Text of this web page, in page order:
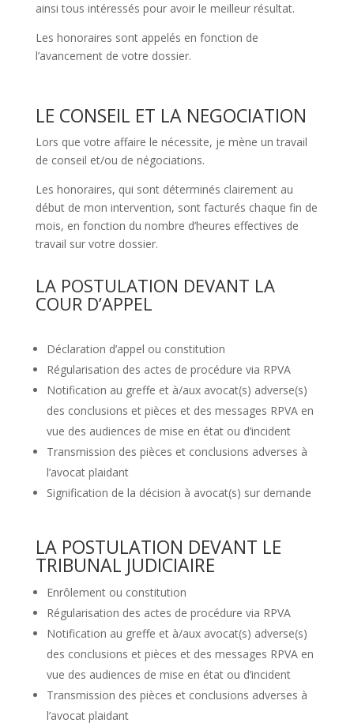
ainsi tous intéressés pour avoir le meilleur résultat.
Les honoraires sont appelés en fonction de
l’avancement de votre dossier.
LE CONSEIL ET LA NEGOCIATION
Lors que votre affaire le nécessite, je mène un travail
de conseil et/ou de négociations.
Les honoraires, qui sont déterminés clairement au
début de mon intervention, sont facturés chaque fin de
mois, en fonction du nombre d’heures effectives de
travail sur votre dossier.
LA POSTULATION DEVANT LA
COUR D’APPEL
Déclaration d’appel ou constitution
Régularisation des actes de procédure via RPVA
Notification au greffe et à/aux avocat(s) adverse(s)
des conclusions et pièces et des messages RPVA en
vue des audiences de mise en état ou d’incident
Transmission des pièces et conclusions adverses à
l’avocat plaidant
Signification de la décision à avocat(s) sur demande
LA POSTULATION DEVANT LE
TRIBUNAL JUDICIAIRE
Enrôlement ou constitution
Régularisation des actes de procédure via RPVA
Notification au greffe et à/aux avocat(s) adverse(s)
des conclusions et pièces et des messages RPVA en
vue des audiences de mise en état ou d’incident
Transmission des pièces et conclusions adverses à
l’avocat plaidant